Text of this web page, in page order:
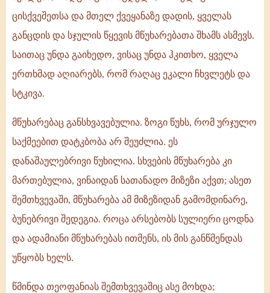
ცისქვეშეთსა და მთელ ქვეყანაზე დადის, ყველას
განცდის და სჯულის წყევის მწუხარებათა შხამს ასმევს.
საითაც უნდა გაიხედო, ვისაც უნდა ჰკითხო, ყველა
ერთხმად აღიარებს, რომ რაღაც ეკალი ჩხვლეტს და
სტკივა.
მწუხარებაც განსხვავებულია. ზოგი წუხს, რომ ურჯულო
საქმეებით დატკბობა არ შეუძლია. ეს
დანაშაულებრივი წუხილია. სხვების მწუხარება კი
მართებულია, ვინაიდან სათანადო მიზეზი აქვთ; ასეთ
შემთხვევაში, მწუხარება ამ მიზეზიდან გამომდინარე,
ბუნებრივი შედეგია. როცა არსებობს სულიერი ცოდნა
და ადამიანი მწუხარებას ითმენს, ის მის განწმენდას
უწყობს ხელს.
წმინდა თეოფანიას შემთხვევაშიც ასე მოხდა;